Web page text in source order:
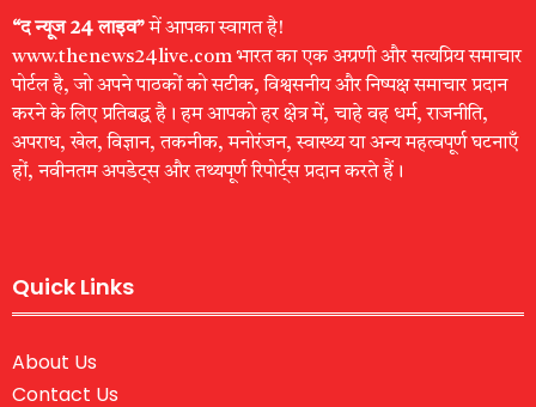
“द न्यूज 24 लाइव”में आपका स्वागत है!
www.thenews24live.com भारत का एक अग्रणी और सत्यप्रिय समाचार
पोर्टल है, जो अपने पाठकों को सटीक, विश्वसनीय और निष्पक्ष समाचार प्रदान
करने के लिए प्रतिबद्ध है। हम आपको हर क्षेत्र में, चाहे वह धर्म, राजनीति,
अपराध, खेल, विज्ञान, तकनीक, मनोरंजन, स्वास्थ्य या अन्य महत्वपूर्ण घटनाएँ
हों, नवीनतम अपडेट्स और तथ्यपूर्ण रिपोर्ट्स प्रदान करते हैं।
Quick Links
About Us
Contact Us